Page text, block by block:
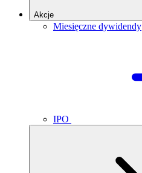
Akcje
Miesięczne dywidendy
IPO